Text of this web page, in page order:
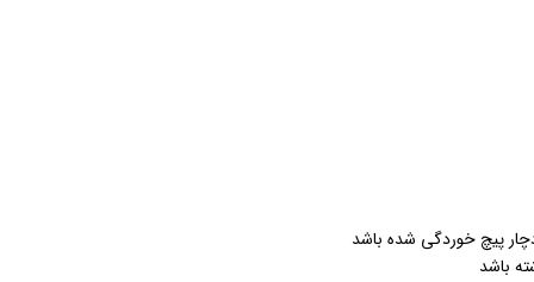
پیچ خوردگی شده باشد
باشد